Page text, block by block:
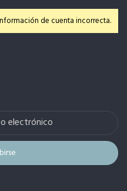
de cuenta incorrecta.